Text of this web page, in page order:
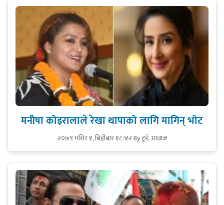
मनीषा कोइरालाले रेखा थापाको लागि मागिन् भोट
२०७९ मंसिर १, बिहीबार १८:४२By टुडे आवाज